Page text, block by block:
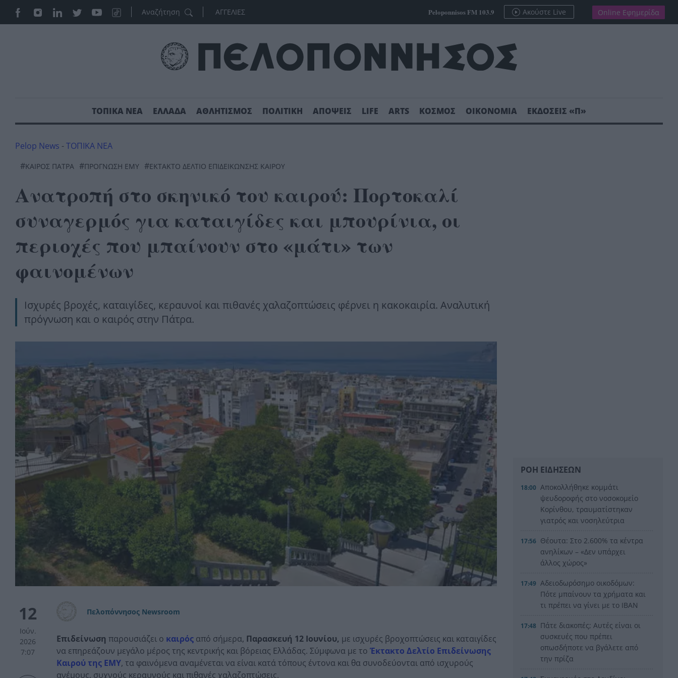
ΑΓΓΕΛΙΕΣ Peloponnisos FM 103.9 Ακούστε Live Online Εφημερίδα
ΤΟΠΙΚΑ ΝΕΑ ΕΛΛΑΔΑ ΑΘΛΗΤΙΣΜΟΣ ΠΟΛΙΤΙΚΗ ΑΠΟΨΕΙΣ LIFE ARTS ΚΟΣΜΟΣ ΟΙΚΟΝΟΜΙΑ ΕΚΔΟΣΕΙΣ «Π»
Pelop News -ΤΟΠΙΚΑ ΝΕΑ
#ΚΑΙΡΌΣ ΠΆΤΡΑ #ΠΡΟΓΝΩΣΗ ΕΜΥ #ΈΚΤΑΚΤΟ ΔΕΛΤΊΟ ΕΠΙΔΕΊΚΩΝΣΗΣ ΚΑΙΡΟΎ
Ανατροπή στο σκηνικό του καιρού: Πορτοκαλί
συναγερμός για καταιγίδες και μπουρίνια, οι
περιοχές που μπαίνουν στο «μάτι» των
φαινομένων
Ισχυρές βροχές, καταιγίδες, κεραυνοί και πιθανές χαλαζοπτώσεις φέρνει η κακοκαιρία. Αναλυτική
πρόγνωση και ο καιρός στην Πάτρα.
12
Ιούν.
2026
7:07
Πελοπόννησος Newsroom
Επιδείνωση παρουσιάζει ο καιρός από σήμερα, Παρασκευή 12 Ιουνίου, με ισχυρές βροχοπτώσεις και καταιγίδες
να επηρεάζουν μεγάλο μέρος της κεντρικής και βόρειας Ελλάδας. Σύμφωνα με τοΈκτακτο Δελτίο Επιδείνωσης
Καιρού της ΕΜΥ, τα φαινόμενα αναμένεται να είναι κατά τόπους έντονα και θα συνοδεύονται από ισχυρούς
ανέμους, συχνούς κεραυνούς και πιθανές χαλαζοπτώσεις.
ΡΟΗ ΕΙΔΗΣΕΩΝ
18:00 Αποκολλήθηκε κομμάτι
ψευδοροφής στο νοσοκομείο
Κορίνθου, τραυματίστηκαν
γιατρός και νοσηλεύτρια
17:56 Θέουτα: Στο 2.600% τα κέντρα
ανηλίκων – «Δεν υπάρχει
άλλος χώρος»
17:49 Αδειοδωρόσημο οικοδόμων:
Πότε μπαίνουν τα χρήματα και
τι πρέπει να γίνει με το IBAN
17:48 Πάτε διακοπές; Αυτές είναι οι
συσκευές που πρέπει
οπωσδήποτε να βγάλετε από
την πρίζα